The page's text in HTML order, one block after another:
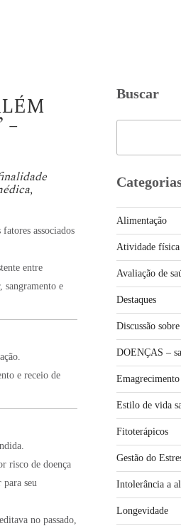
–
associados
entre
sangramento e
e receio de
risco de doença
seu
no passado,
Buscar
Alimentação
Atividade física
Avaliação de
Destaques
Discussão
DOENÇAS –
Emagrecimento
Estilo de vida
Fitoterápicos
Gestão do
Intolerância a
Longevidade